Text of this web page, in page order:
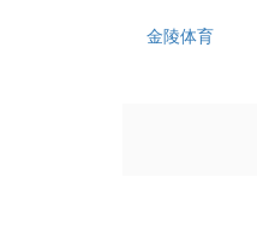
金陵体育